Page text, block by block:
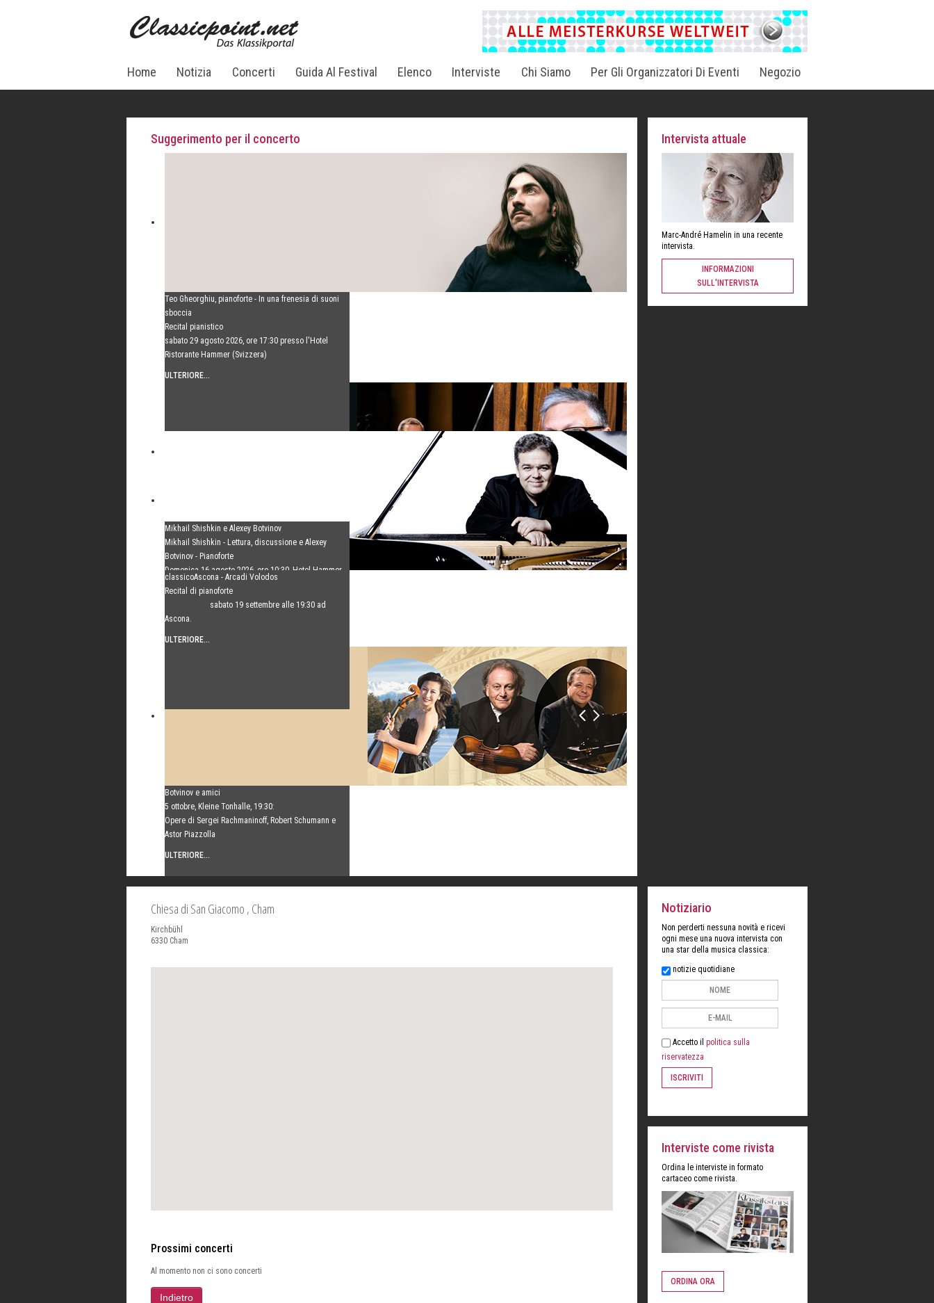
Home Notizia Concerti Guida Al Festival Elenco Interviste Chi Siamo Per Gli Organizzatori Di Eventi Negozio
Suggerimento per il concerto
Teo Gheorghiu, pianoforte - In una frenesia di suoni
sboccia
Recital pianistico
sabato 29 agosto 2026, ore 17:30 presso l'Hotel
Ristorante Hammer (Svizzera)
ULTERIORE...
Mikhail Shishkin e Alexey Botvinov
Mikhail Shishkin - Lettura, discussione e Alexey
Botvinov - Pianoforte
Domenica 16 agosto 2026, ore 10:30, Hotel Hammer
classicoAscona - Arcadi Volodos
Recital di pianoforte
sabato 19 settembre alle 19:30 ad
Ascona.
ULTERIORE...
Botvinov e amici
5 ottobre, Kleine Tonhalle, 19:30:
Opere di Sergei Rachmaninoff, Robert Schumann e
Astor Piazzolla
ULTERIORE...
Intervista attuale
Marc-André Hamelin in una recente
intervista.
INFORMAZIONI
SULL'INTERVISTA
Chiesa di San Giacomo , Cham
Kirchbühl
6330 Cham
Prossimi concerti
Al momento non ci sono concerti
Notiziario
Non perderti nessuna novità e ricevi
ogni mese una nuova intervista con
una star della musica classica:
notizie quotidiane
Accetto il politica sulla
riservatezza
ISCRIVITI
Interviste come rivista
Ordina le interviste in formato
cartaceo come rivista.
ORDINA ORA